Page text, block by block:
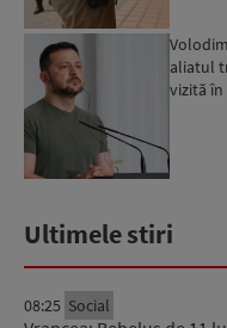
aliatul
vizită
Ultimele stiri
08:25 Social